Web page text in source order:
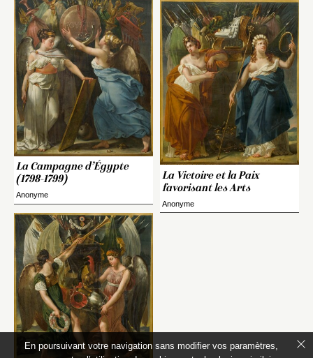
La Campagne d’Égypte
(1798-1799)
Anonyme
La Victoire et la Paix
favorisant les Arts
Anonyme
En poursuivant votre navigation sans modifier vos paramètres,